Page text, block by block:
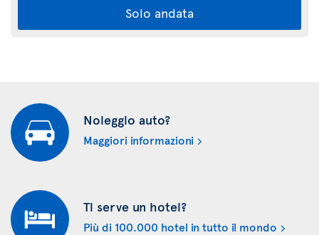
Solo andata
Noleggio auto?
Maggiori informazioni
Ti serve un hotel?
Più di 100.000 hotel in tutto il mondo